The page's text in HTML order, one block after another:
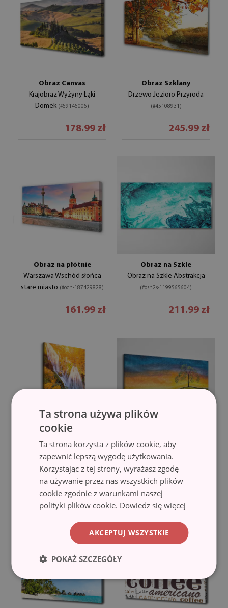
Obraz Canvas
Krajobraz Wyżyny Łąki
Domek (#69146006)
178.99 zł
Obraz Szklany
Drzewo Jezioro Przyroda
(#45108931)
245.99 zł
Obraz na płótnie
Warszawa Wschód słońca
stare miasto (#och-187429828)
161.99 zł
Obraz na Szkle
Obraz na Szkle Abstrakcja
(#osh2s-1199565604)
211.99 zł
Foto obraz na płótnie
pionowy
Wodospad jesienią (#ocv-
118861565)
134.99 zł
Obraz na Płótnie
łąka niebo zachód słońca
(#och-283042154)
Ta strona używa plików
cookie
Ta strona korzysta z plików cookie, aby
zapewnić lepszą wygodę użytkowania.
Korzystając z tej strony, wyrażasz zgodę
na używanie przez nas wszystkich plików
cookie zgodnie z warunkami naszej
polityki plików cookie. Dowiedz się więcej
AKCEPTUJ WSZYSTKIE
POKAŻ SZCZEGÓŁY